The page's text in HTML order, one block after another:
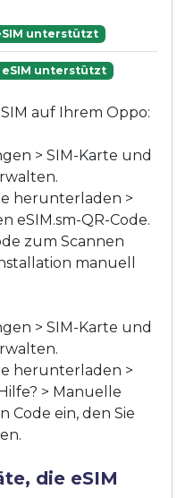
unterstützt
eSIM unterstützt
auf Ihrem Oppo:
> SIM-Karte und
herunterladen >
eSIM.sm-QR-Code.
zum Scannen
manuell
> SIM-Karte und
herunterladen >
> Manuelle
Code ein, den Sie
die eSIM